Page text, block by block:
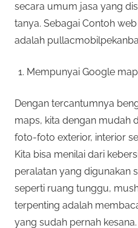
secara umum jasa yang
tanya. Sebagai Contoh
adalah
Mempunyai Google
Dengan tercantumnya
maps, kita dengan mudah
foto-foto exterior, interior
Kita bisa menilai dari
peralatan yang digunakan
seperti ruang tunggu,
terpenting adalah
yang sudah pernah